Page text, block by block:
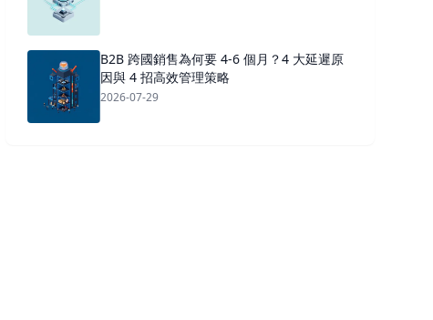
B2B 跨國銷售為何要 4-6 個月？4 大延遲原
因與 4 招高效管理策略
2026-07-29